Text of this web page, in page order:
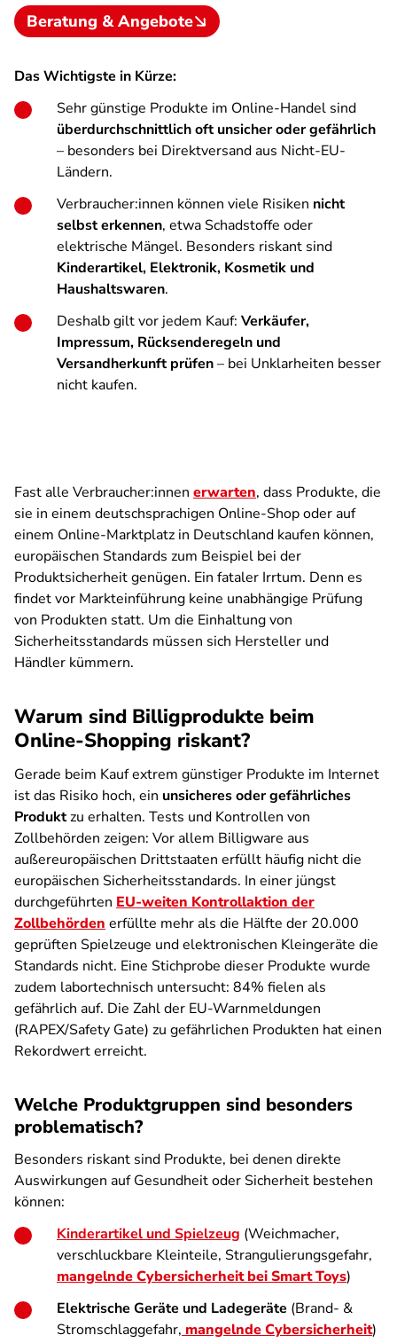
Beratung & Angebote
Das Wichtigste in Kürze:
Sehr günstige Produkte im Online-Handel sind
überdurchschnittlich oft unsicher oder gefährlich
– besonders bei Direktversand aus Nicht-EU-
Ländern.
Verbraucher:innen können viele Risiken nicht
selbst erkennen, etwa Schadstoffe oder
elektrische Mängel. Besonders riskant sind
Kinderartikel, Elektronik, Kosmetik und
Haushaltswaren.
Deshalb gilt vor jedem Kauf: Verkäufer,
Impressum, Rücksenderegeln und
Versandherkunft prüfen– bei Unklarheiten besser
nicht kaufen.
Fast alle Verbraucher:innen erwarten, dass Produkte, die
sie in einem deutschsprachigen Online-Shop oder auf
einem Online-Marktplatz in Deutschland kaufen können,
europäischen Standards zum Beispiel bei der
Produktsicherheit genügen. Ein fataler Irrtum. Denn es
findet vor Markteinführung keine unabhängige Prüfung
von Produkten statt. Um die Einhaltung von
Sicherheitsstandards müssen sich Hersteller und
Händler kümmern.
Warum sind Billigprodukte beim
Online-Shopping riskant?
Gerade beim Kauf extrem günstiger Produkte im Internet
ist das Risiko hoch, ein unsicheres oder gefährliches
Produktzu erhalten. Tests und Kontrollen von
Zollbehörden zeigen: Vor allem Billigware aus
außereuropäischen Drittstaaten erfüllt häufig nicht die
europäischen Sicherheitsstandards. In einer jüngst
durchgeführten EU-weiten Kontrollaktion der
Zollbehörden erfüllte mehr als die Hälfte der 20.000
geprüften Spielzeuge und elektronischen Kleingeräte die
Standards nicht. Eine Stichprobe dieser Produkte wurde
zudem labortechnisch untersucht: 84% fielen als
gefährlich auf. Die Zahl der EU-Warnmeldungen
(RAPEX/Safety Gate) zu gefährlichen Produkten hat einen
Rekordwert erreicht.
Welche Produktgruppen sind besonders
problematisch?
Besonders riskant sind Produkte, bei denen direkte
Auswirkungen auf Gesundheit oder Sicherheit bestehen
können:
Kinderartikel und Spielzeug (Weichmacher,
verschluckbare Kleinteile, Strangulierungsgefahr,
mangelnde Cybersicherheit bei Smart Toys)
Elektrische Geräte und Ladegeräte (Brand- &
Stromschlaggefahr, mangelnde Cybersicherheit)